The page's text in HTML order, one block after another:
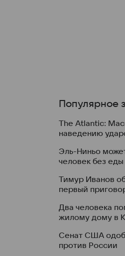
Популярное
The Atlantic:
наведению
Эль-Ниньо
человек без еды
Тимур Иванов
первый
Два человека
жилому дому в
Сенат США
против России